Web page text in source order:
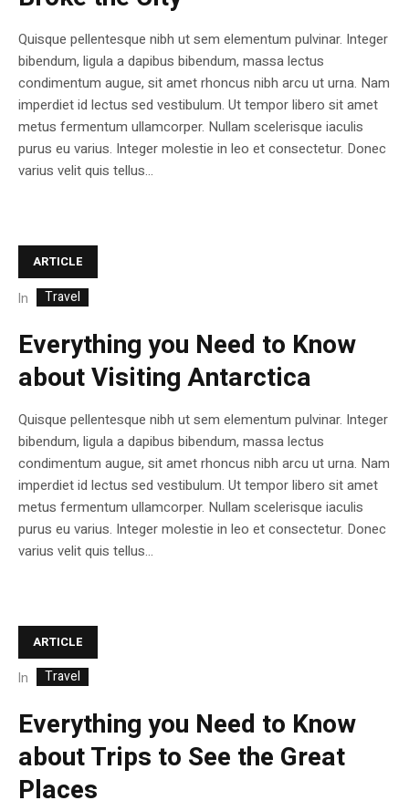
Quisque pellentesque nibh ut sem elementum pulvinar. Integer
bibendum, ligula a dapibus bibendum, massa lectus
condimentum augue, sit amet rhoncus nibh arcu ut urna. Nam
imperdiet id lectus sed vestibulum. Ut tempor libero sit amet
metus fermentum ullamcorper. Nullam scelerisque iaculis
purus eu varius. Integer molestie in leo et consectetur. Donec
varius velit quis tellus...
ARTICLE
In Travel
Everything you Need to Know
about Visiting Antarctica
Quisque pellentesque nibh ut sem elementum pulvinar. Integer
bibendum, ligula a dapibus bibendum, massa lectus
condimentum augue, sit amet rhoncus nibh arcu ut urna. Nam
imperdiet id lectus sed vestibulum. Ut tempor libero sit amet
metus fermentum ullamcorper. Nullam scelerisque iaculis
purus eu varius. Integer molestie in leo et consectetur. Donec
varius velit quis tellus...
ARTICLE
In Travel
Everything you Need to Know
about Trips to See the Great
Places